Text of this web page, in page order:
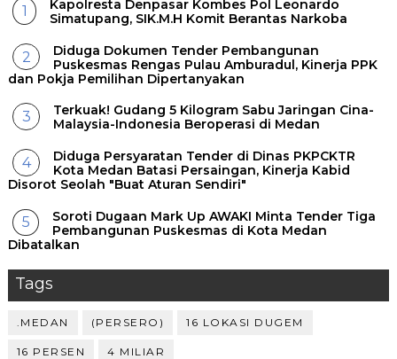
Kapolresta Denpasar Kombes Pol Leonardo
Simatupang, SIK.M.H Komit Berantas Narkoba
Diduga Dokumen Tender Pembangunan
Puskesmas Rengas Pulau Amburadul, Kinerja PPK
dan Pokja Pemilihan Dipertanyakan
Terkuak! Gudang 5 Kilogram Sabu Jaringan Cina-
Malaysia-Indonesia Beroperasi di Medan
Diduga Persyaratan Tender di Dinas PKPCKTR
Kota Medan Batasi Persaingan, Kinerja Kabid
Disorot Seolah "Buat Aturan Sendiri"
Soroti Dugaan Mark Up AWAKI Minta Tender Tiga
Pembangunan Puskesmas di Kota Medan
Dibatalkan
Tags
.MEDAN (PERSERO) 16 LOKASI DUGEM
16 PERSEN 4 MILIAR